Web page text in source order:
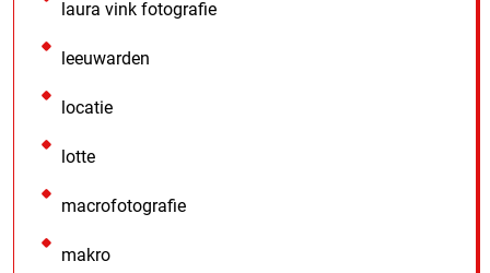
laura vink fotografie
leeuwarden
locatie
lotte
macrofotografie
makro